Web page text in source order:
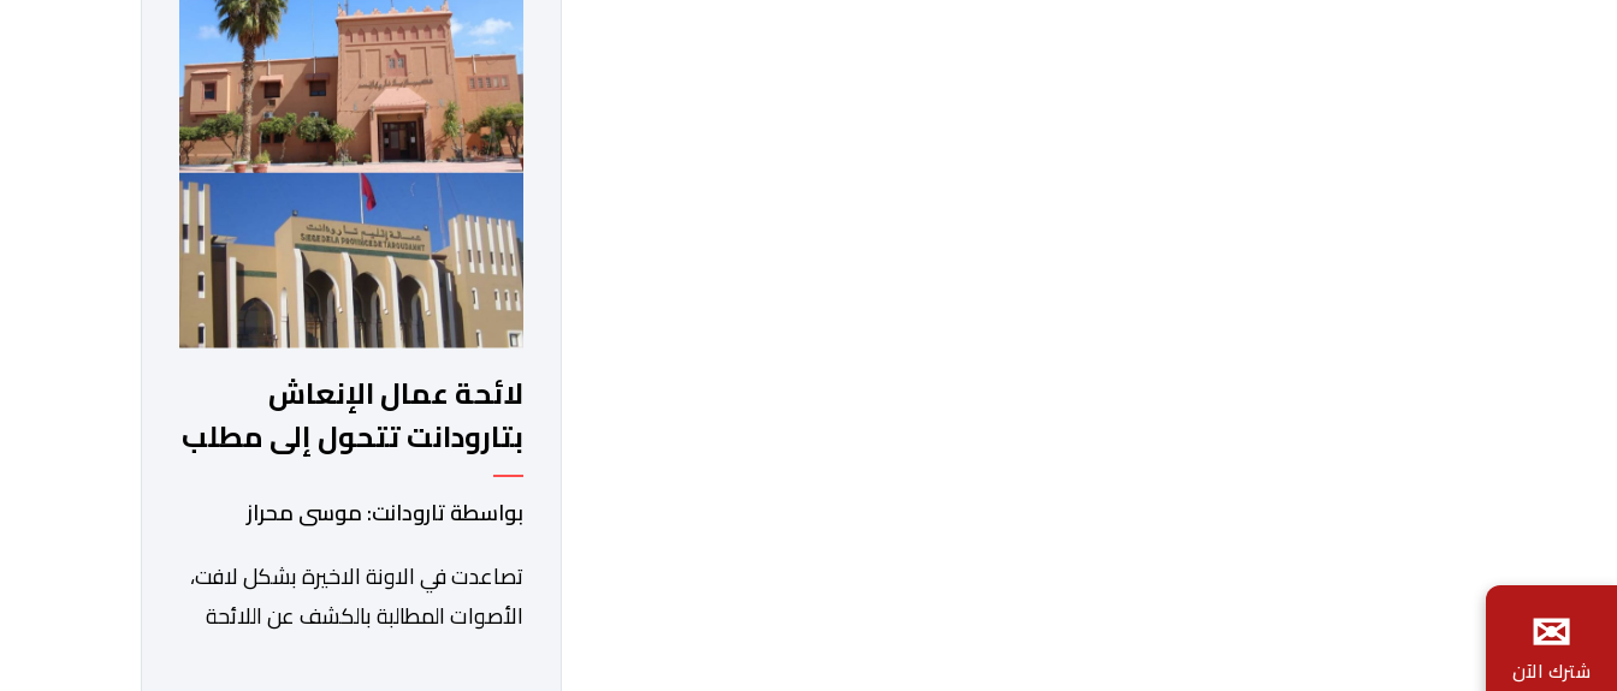
مذكرة مطلبية، دعا فيها الأحزاب
السياسية، إلى ادراج 10 التزامات ضمن
برامجها الانتخابية المنتظرة، في إطار تعاقد
سياسي مع المناطق الجبلية والانتقال
من الوعود الانتخابية إلى التزامات عملية
[…]
لائحة عمال الإنعاش
بتارودانت تتحول إلى مطلب
شعبي ملح.. فمن يجيب؟.
بواسطة تارودانت: موسى محراز
تصاعدت في الاونة الاخيرة بشكل لافت،
الأصوات المطالبة بالكشف عن اللائحة
✉
شترك الآن